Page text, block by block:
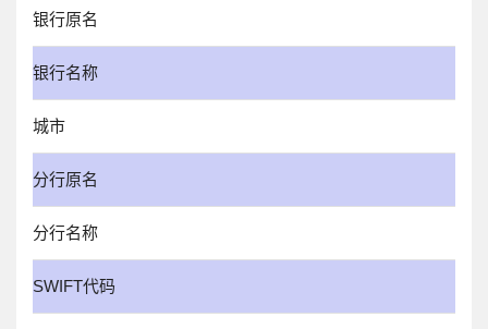
银行原名
银行名称
城市
分行原名
分行名称
SWIFT代码